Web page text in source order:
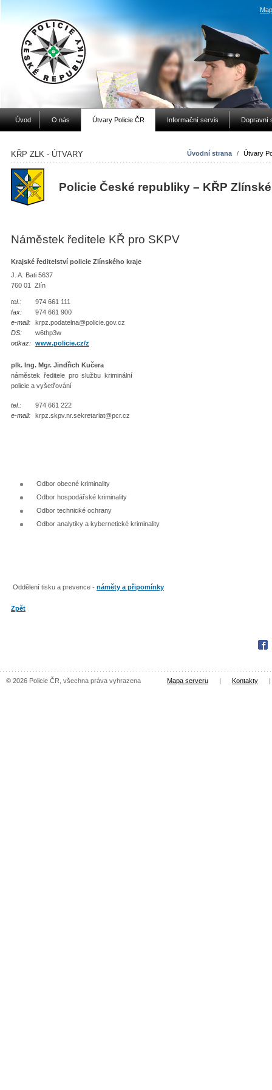
Úvod O nás Útvary Policie ČR Informační servis Dopravní
Úvodní strana / Útvary
KŘP ZLK - ÚTVARY
Policie České republiky – KŘP
Náměstek ředitele KŘ pro SKPV
Krajské ředitelství policie Zlínského kraje
J. A. Bati 5637
760 01 Zlín
tel.:
974 661 111
fax:
974 661 900
e-mail:
krpz.podatelna@policie.gov.cz
DS:
w6thp3w
odkaz: www.policie.cz/z
plk. Ing. Mgr. Jindřich Kučera
náměstek ředitele pro službu kriminální
policie a vyšetřování
tel.:
974 661 222
e-mail:
krpz.skpv.nr.sekretariat@pcr.cz
Odbor obecné kriminality
Odbor hospodářské kriminality
Odbor technické ochrany
Odbor analytiky a kybernetické kriminality
Oddělení tisku a prevence - náměty a připomínky
Zpět
© 2026 Policie ČR, všechna práva vyhrazena Mapa serveru | Kontakty |